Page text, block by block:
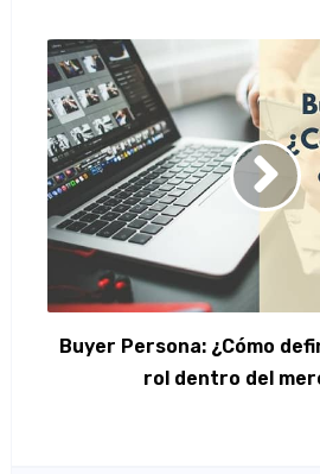
Buyer Persona: ¿Cómo
rol dentro del